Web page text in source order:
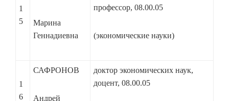
1
5
Марина
Геннадиевна
профессор, 08.00.05
(экономические науки)
1
6
САФРОНОВ
Андрей
доктор экономических наук,
доцент, 08.00.05